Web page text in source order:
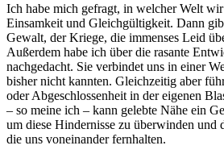
Ich habe mich gefragt, in welcher Welt
Einsamkeit und Gleichgültigkeit. Dann
Gewalt, der Kriege, die immenses Leid
Außerdem habe ich über die rasante
nachgedacht. Sie verbindet uns in einer
bisher nicht kannten. Gleichzeitig aber
oder Abgeschlossenheit in der eigenen
– so meine ich – kann gelebte Nähe ein
um diese Hindernisse zu überwinden und
die uns voneinander fernhalten.